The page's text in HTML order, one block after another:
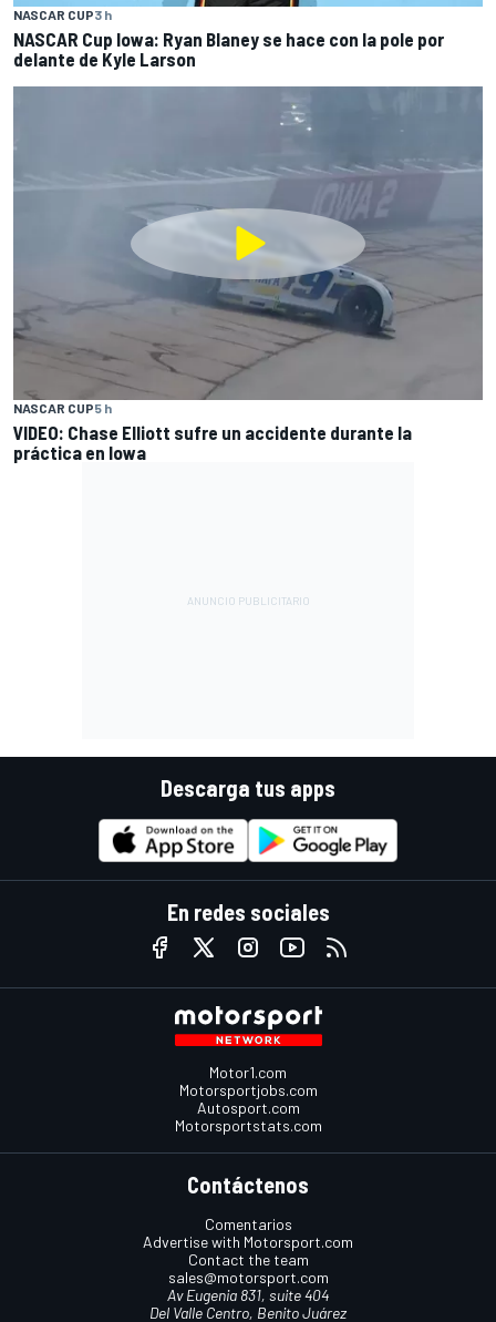
NASCAR CUP3 h
NASCAR Cup Iowa: Ryan Blaney se hace con la pole por
delante de Kyle Larson
NASCAR CUP5 h
VIDEO: Chase Elliott sufre un accidente durante la
práctica en Iowa
Descarga tus apps
En redes sociales
Motor1.com
Motorsportjobs.com
Autosport.com
Motorsportstats.com
Contáctenos
Comentarios
Advertise with Motorsport.com
Contact the team
sales@motorsport.com
Av Eugenia 831, suite 404
Del Valle Centro, Benito Juárez